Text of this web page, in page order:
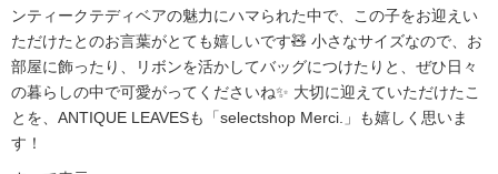
ンティークテディベアの魅力にハマられた中で、この子をお迎えい
ただけたとのお言葉がとても嬉しいです🧸 小さなサイズなので、お
部屋に飾ったり、リボンを活かしてバッグにつけたりと、ぜひ日々
の暮らしの中で可愛がってくださいね✨ 大切に迎えていただけたこ
とを、ANTIQUE LEAVESも「selectshop Merci.」も嬉しく思いま
す！